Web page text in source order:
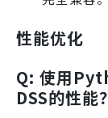
性能优化
Q: 使用
DSS的性能？